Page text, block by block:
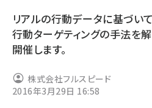
youtube (2429)
note (2312)
セミナー (2303)
z世代 (1622)
リアルの行動データに基づい
行動ターゲティングの手法を
開催します。
株式会社フルスピード
2016年3月29日 16:58